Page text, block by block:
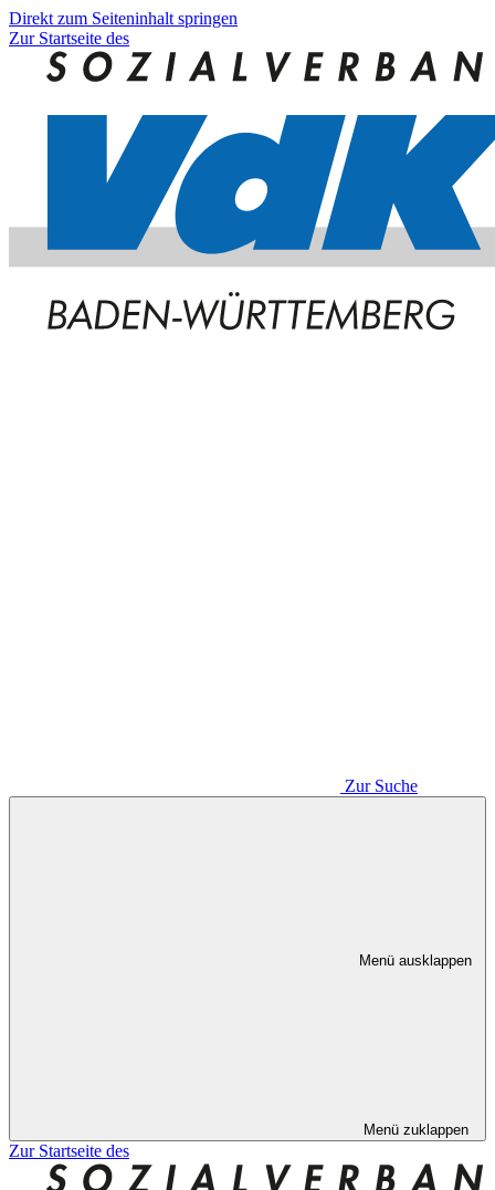
Direkt zum Seiteninhalt springen
Zur Startseite des
Zur Suche
Menü ausklappen
Menü zuklappen
Zur Startseite des